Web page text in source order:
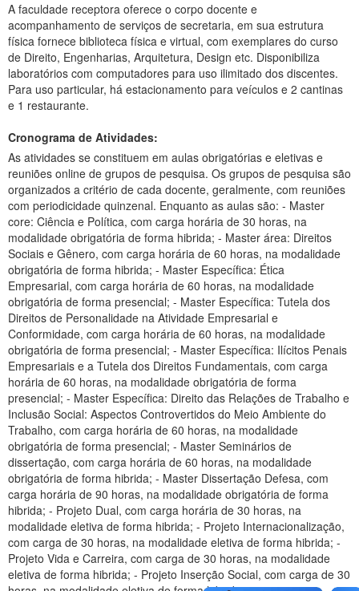
A faculdade receptora oferece o corpo docente e
acompanhamento de serviços de secretaria, em sua estrutura
física fornece biblioteca física e virtual, com exemplares do curso
de Direito, Engenharias, Arquitetura, Design etc. Disponibiliza
laboratórios com computadores para uso ilimitado dos discentes.
Para uso particular, há estacionamento para veículos e 2 cantinas
e 1 restaurante.
Cronograma de Atividades:
As atividades se constituem em aulas obrigatórias e eletivas e
reuniões online de grupos de pesquisa. Os grupos de pesquisa são
organizados a critério de cada docente, geralmente, com reuniões
com periodicidade quinzenal. Enquanto as aulas são: - Master
core: Ciência e Política, com carga horária de 30 horas, na
modalidade obrigatória de forma hibrida; - Master área: Direitos
Sociais e Gênero, com carga horária de 60 horas, na modalidade
obrigatória de forma hibrida; - Master Específica: Ética
Empresarial, com carga horária de 60 horas, na modalidade
obrigatória de forma presencial; - Master Específica: Tutela dos
Direitos de Personalidade na Atividade Empresarial e
Conformidade, com carga horária de 60 horas, na modalidade
obrigatória de forma presencial; - Master Específica: Ilícitos Penais
Empresariais e a Tutela dos Direitos Fundamentais, com carga
horária de 60 horas, na modalidade obrigatória de forma
presencial; - Master Específica: Direito das Relações de Trabalho e
Inclusão Social: Aspectos Controvertidos do Meio Ambiente do
Trabalho, com carga horária de 60 horas, na modalidade
obrigatória de forma presencial; - Master Seminários de
dissertação, com carga horária de 60 horas, na modalidade
obrigatória de forma hibrida; - Master Dissertação Defesa, com
carga horária de 90 horas, na modalidade obrigatória de forma
hibrida; - Projeto Dual, com carga horária de 30 horas, na
modalidade eletiva de forma hibrida; - Projeto Internacionalização,
com carga de 30 horas, na modalidade eletiva de forma hibrida; -
Projeto Vida e Carreira, com carga de 30 horas, na modalidade
eletiva de forma hibrida; - Projeto Inserção Social, com carga de 30